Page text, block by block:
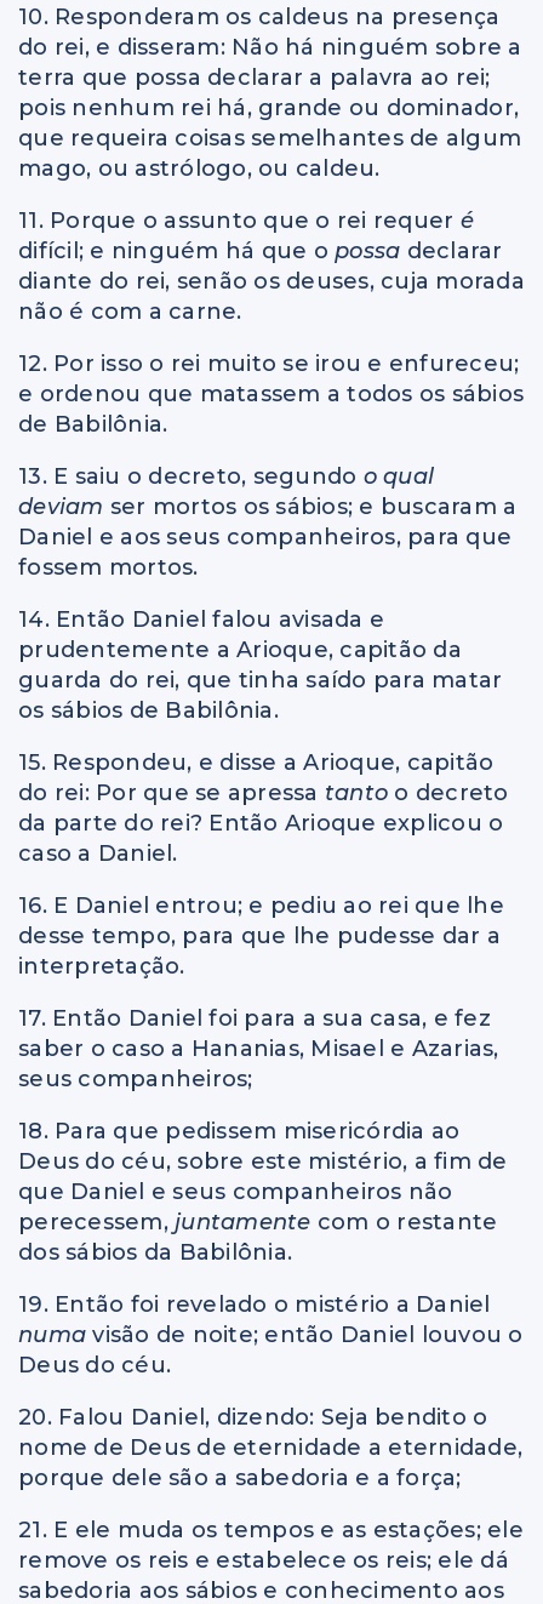
10. Responderam os caldeus na presença
do rei, e disseram: Não há ninguém sobre a
terra que possa declarar a palavra ao rei;
pois nenhum rei há, grande ou dominador,
que requeira coisas semelhantes de algum
mago, ou astrólogo, ou caldeu.
11. Porque o assunto que o rei requer é
difícil; e ninguém há que o possa declarar
diante do rei, senão os deuses, cuja morada
não é com a carne.
12. Por isso o rei muito se irou e enfureceu;
e ordenou que matassem a todos os sábios
de Babilônia.
13. E saiu o decreto, segundo o qual
deviam ser mortos os sábios; e buscaram a
Daniel e aos seus companheiros, para que
fossem mortos.
14. Então Daniel falou avisada e
prudentemente a Arioque, capitão da
guarda do rei, que tinha saído para matar
os sábios de Babilônia.
15. Respondeu, e disse a Arioque, capitão
do rei: Por que se apressa tanto o decreto
da parte do rei? Então Arioque explicou o
caso a Daniel.
16. E Daniel entrou; e pediu ao rei que lhe
desse tempo, para que lhe pudesse dar a
interpretação.
17. Então Daniel foi para a sua casa, e fez
saber o caso a Hananias, Misael e Azarias,
seus companheiros;
18. Para que pedissem misericórdia ao
Deus do céu, sobre este mistério, a fim de
que Daniel e seus companheiros não
perecessem, juntamente com o restante
dos sábios da Babilônia.
19. Então foi revelado o mistério a Daniel
numavisão de noite; então Daniel louvou o
Deus do céu.
20. Falou Daniel, dizendo: Seja bendito o
nome de Deus de eternidade a eternidade,
porque dele são a sabedoria e a força;
21. E ele muda os tempos e as estações; ele
remove os reis e estabelece os reis; ele dá
sabedoria aos sábios e conhecimento aos